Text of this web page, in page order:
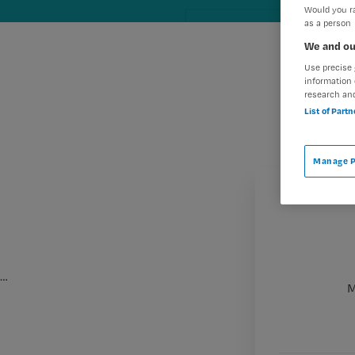
…
Would you
as a person
We and
Use
information
research
List of
Manage